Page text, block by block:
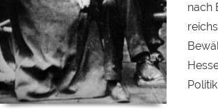
nach